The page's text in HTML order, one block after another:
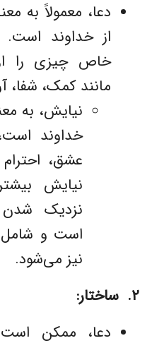
دعا، معمولاً به
از خداوند است.
خاص چیزی را
مانند کمک، شفا،
نیایش، به
خداوند
عشق،
نیایش
نزدیک شدن
است و
نیز می‌شود.
۲. ساختار:
دعا، ممکن